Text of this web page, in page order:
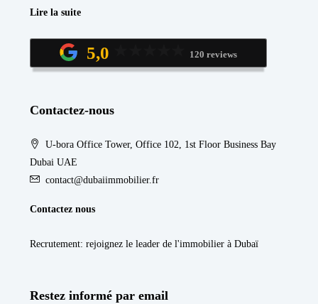
Lire la suite
5,0 120 reviews
Contactez-nous
U-bora Office Tower, Office 102, 1st Floor Business Bay
Dubai UAE
contact@dubaiimmobilier.fr
Contactez nous
Recrutement: rejoignez le leader de l'immobilier à Dubaï
Restez informé par email